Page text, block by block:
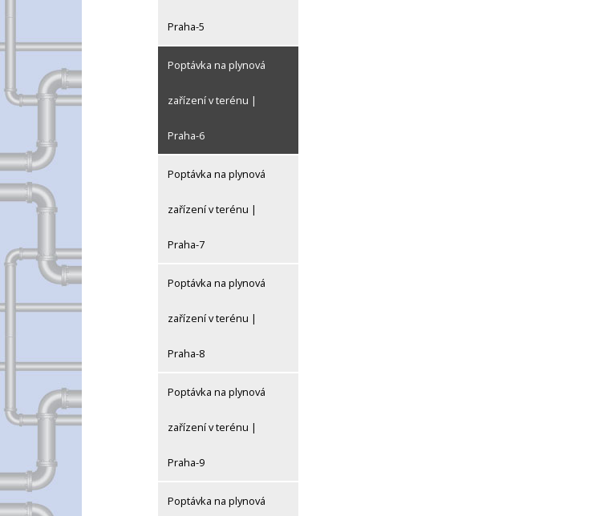
Praha-5
Poptávka na plynová
zařízení v terénu |
Praha-6
Poptávka na plynová
zařízení v terénu |
Praha-7
Poptávka na plynová
zařízení v terénu |
Praha-8
Poptávka na plynová
zařízení v terénu |
Praha-9
Poptávka na plynová